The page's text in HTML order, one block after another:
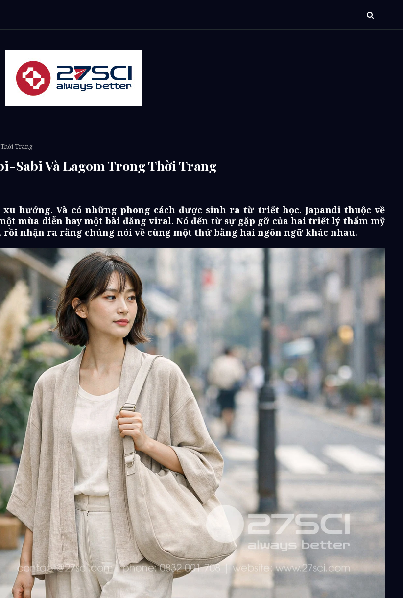
Trang
Sabi Và Lagom Trong Thời Trang
hướng. Và có những phong cách được sinh ra từ triết học. Japandi thuộc về
mùa diễn hay một bài đăng viral. Nó đến từ sự gặp gỡ của hai triết lý thẩm mỹ
nhận ra rằng chúng nói về cùng một thứ bằng hai ngôn ngữ khác nhau.